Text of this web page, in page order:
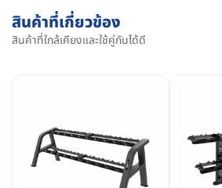
สินค้าที่เกี่ยวข้อง
สินค้าที่ใกล้เคียงและใช้คู่กันได้ดี